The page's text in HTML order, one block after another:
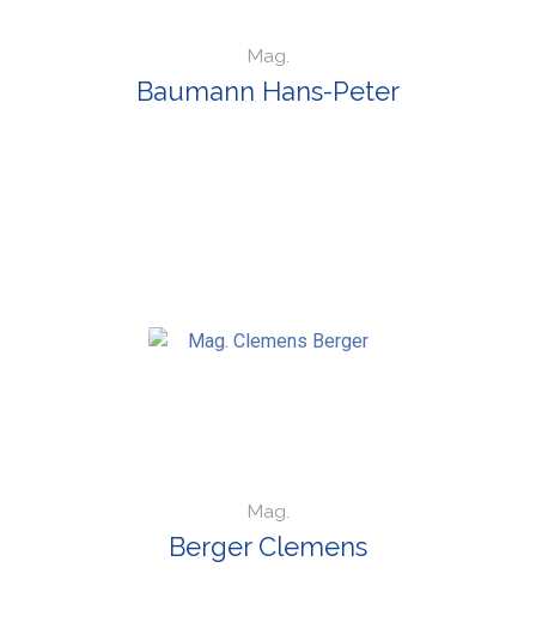
Mag.
Baumann Hans-Peter
Mag.
Berger Clemens